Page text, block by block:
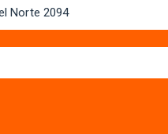
Norte 2094